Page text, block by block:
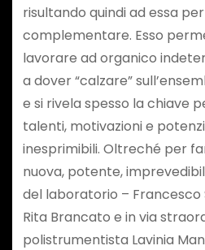
risultando quindi ad essa
complementare. Esso
lavorare ad organico
a dover “calzare”
e si rivela spesso la chiave
talenti, motivazioni e
inesprimibili. Oltreché per
nuova, potente,
del laboratorio – Francesco
Rita Brancato e in via
polistrumentista Lavinia